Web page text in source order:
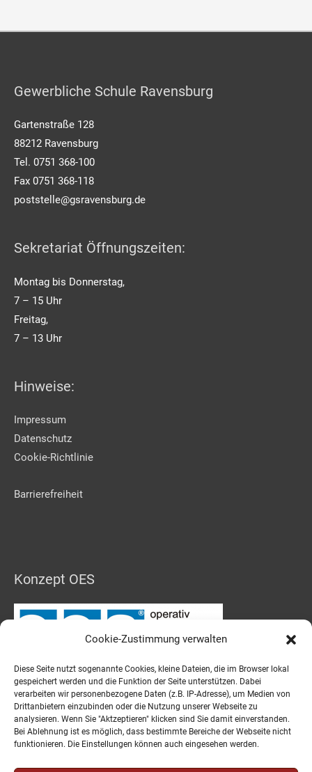
Cookie-Zustimmung verwalten
Diese Seite nutzt sogenannte Cookies, kleine Dateien, die im Browser lokal
gespeichert werden und die Funktion der Seite unterstützen. Dabei
verarbeiten wir personenbezogene Daten (z.B. IP-Adresse), um Medien von
Drittanbietern einzubinden oder die Nutzung unserer Webseite zu
analysieren. Wenn Sie "Aktzeptieren" klicken sind Sie damit einverstanden.
Bei Ablehnung ist es möglich, dass bestimmte Bereiche der Webseite nicht
funktionieren. Die Einstellungen können auch eingesehen werden.
Gewerbliche Schule Ravensburg
Gartenstraße 128
88212 Ravensburg
Tel. 0751 368-100
Fax 0751 368-118
poststelle@gsravensburg.de
Sekretariat Öffnungszeiten:
Montag bis Donnerstag,
7 – 15 Uhr
Freitag,
7 – 13 Uhr
Hinweise:
Impressum
Datenschutz
Cookie-Richtlinie
Barrierefreiheit
Konzept OES
Schulträger